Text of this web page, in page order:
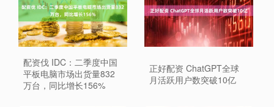
配资伐 IDC：二季度中国
平板电脑市场出货量832
万台，同比增长156%
正好配资 ChatGPT全球
月活跃用户数突破10亿